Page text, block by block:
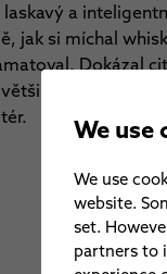
a
jak si míchal
Dokázal
poznal,
We use
We use
website.
set.
partners to